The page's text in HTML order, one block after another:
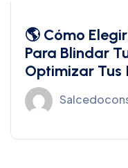
🌎 Cómo
Para Blindar
Optimizar Tus